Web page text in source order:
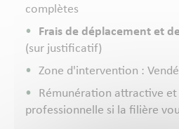
complètes
Frais de déplacement et
(sur justificatif)
Zone d'intervention :
Rémunération attractive
professionnelle si la filière